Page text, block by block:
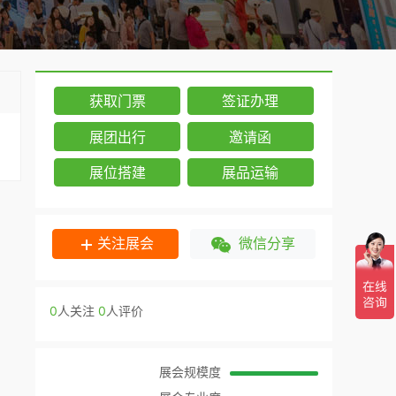
获取门票 签证办理
展团出行 邀请函
展位搭建 展品运输
关注展会 微信分享
0人关注 0人评价
展会规模度